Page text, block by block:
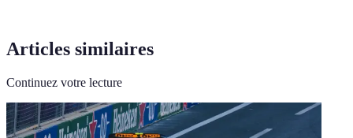
Articles similaires
Continuez votre lecture